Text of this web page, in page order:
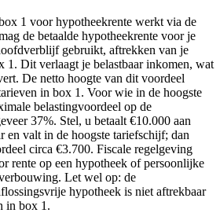
1 voor hypotheekrente werkt via de
de betaalde hypotheekrente voor je
gebruikt, aftrekken van je
1. Dit verlaagt je belastbaar inkomen, wat
De netto hoogte van dit voordeel
in box 1. Voor wie in de hoogste
belastingvoordeel op de
37%. Stel, u betaalt €10.000 aan
en valt in de hoogste tariefschijf; dan
circa €3.700. Fiscale regelgeving
rente op een hypotheek of persoonlijke
Let wel op: de
hypotheek is niet aftrekbaar
in box 1.